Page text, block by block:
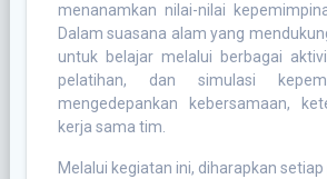
menanamkan nilai-nilai
Dalam suasana alam yang
untuk belajar melalui berbagai
pelatihan, dan simulasi
mengedepankan kebersamaan,
kerja sama tim.
Melalui kegiatan ini, diharapkan